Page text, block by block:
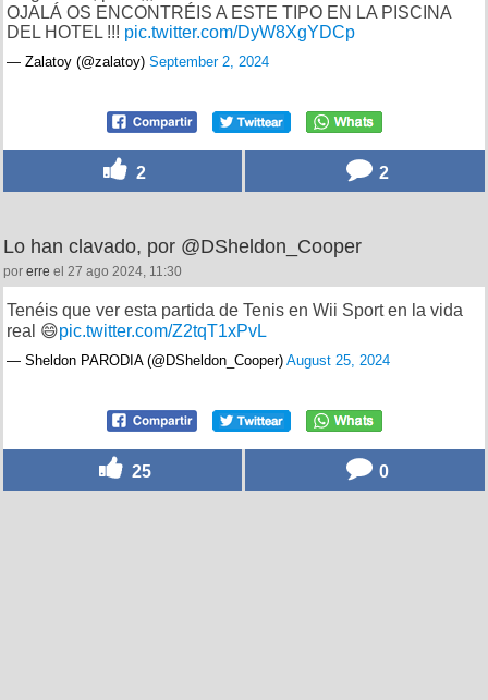
OJALÁ OS ENCONTRÉIS A ESTE TIPO EN LA PISCINA
DEL HOTEL !!! pic.twitter.com/DyW8XgYDCp
— Zalatoy (@zalatoy) September 2, 2024
2 2
Lo han clavado, por @DSheldon_Cooper
por erre el 27 ago 2024, 11:30
Tenéis que ver esta partida de Tenis en Wii Sport en la vida
real 😄pic.twitter.com/Z2tqT1xPvL
— Sheldon PARODIA (@DSheldon_Cooper) August 25, 2024
25 0